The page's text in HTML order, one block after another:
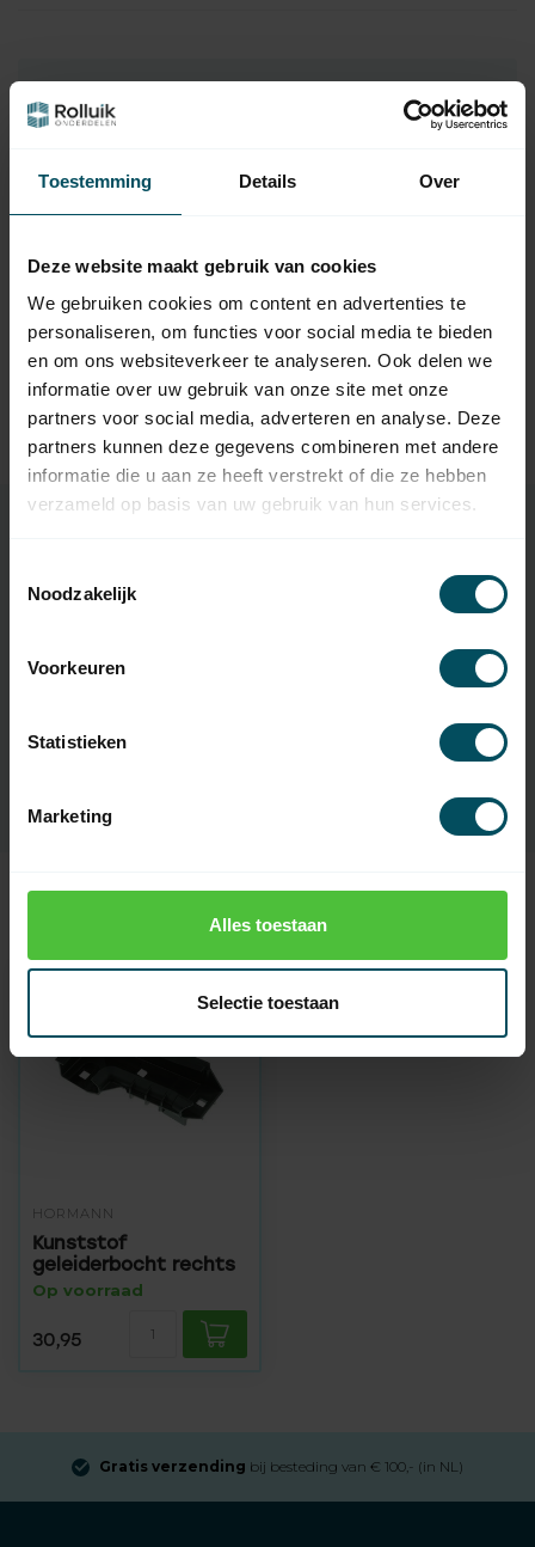
Toestemming Details Over
Deze website maakt gebruik van cookies
We gebruiken cookies om content en advertenties te
personaliseren, om functies voor social media te bieden
en om ons websiteverkeer te analyseren. Ook delen we
informatie over uw gebruik van onze site met onze
partners voor social media, adverteren en analyse. Deze
partners kunnen deze gegevens combineren met andere
informatie die u aan ze heeft verstrekt of die ze hebben
verzameld op basis van uw gebruik van hun services.
Noodzakelijk
Voorkeuren
Statistieken
Marketing
Alles toestaan
Selectie toestaan
Hulp nodig bij het maken van een
keuze?
Neem contact op met een van onze medewerkers
Gerelateerde producten
Hörmann Stalen
geleiderbocht rechts
Op voorraad
34,95
Specificaties
Artikelnummer
Recent bekeken
HÖRMANN
Kunststof
geleiderbocht rechts
Op voorraad
30,95
Gratis verzending bij besteding van € 100,- (in NL)